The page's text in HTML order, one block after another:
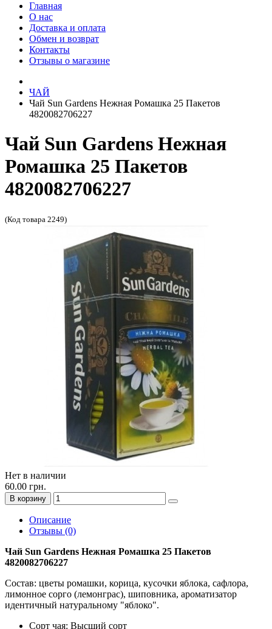
Главная
О нас
Доставка и оплата
Обмен и возврат
Контакты
Отзывы о магазине
ЧАЙ
Чай Sun Gardens Нежная Ромашка 25 Пакетов
4820082706227
Чай Sun Gardens Нежная
Ромашка 25 Пакетов
4820082706227
(Код товара 2249)
Нет в наличии
60.00 грн.
В корзину
Описание
Отзывы (0)
Чай Sun Gardens Нежная Ромашка 25 Пакетов
4820082706227
Состав: цветы ромашки, корица, кусочки яблока, сафлора,
лимонное сорго (лемонграс), шиповника, ароматизатор
идентичный натуральному "яблоко".
Сорт чая: Высший сорт